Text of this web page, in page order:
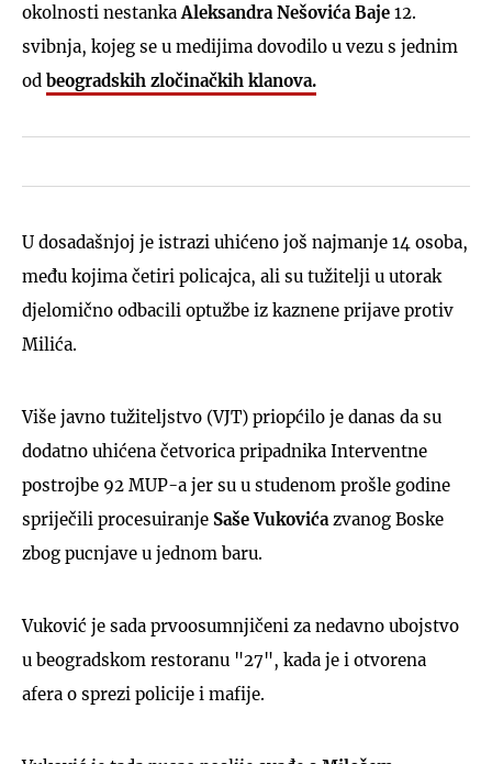
okolnosti nestanka Aleksandra Nešovića Baje 12.
svibnja, kojeg se u medijima dovodilo u vezu s jednim
od beogradskih zločinačkih klanova.
U dosadašnjoj je istrazi uhićeno još najmanje 14 osoba,
među kojima četiri policajca, ali su tužitelji u utorak
djelomično odbacili optužbe iz kaznene prijave protiv
Milića.
Više javno tužiteljstvo (VJT) priopćilo je danas da su
dodatno uhićena četvorica pripadnika Interventne
postrojbe 92 MUP-a jer su u studenom prošle godine
spriječili procesuiranje Saše Vukovića zvanog Boske
zbog pucnjave u jednom baru.
Vuković je sada prvoosumnjičeni za nedavno ubojstvo
u beogradskom restoranu "27", kada je i otvorena
afera o sprezi policije i mafije.